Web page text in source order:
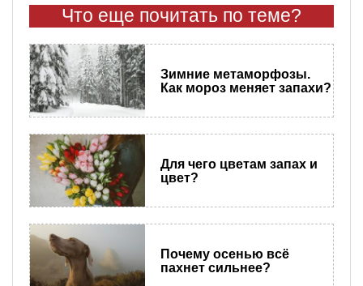
Что еще почитать по теме?
Зимние метаморфозы.
Как мороз меняет запахи?
Для чего цветам запах и
цвет?
Почему осенью всё
пахнет сильнее?